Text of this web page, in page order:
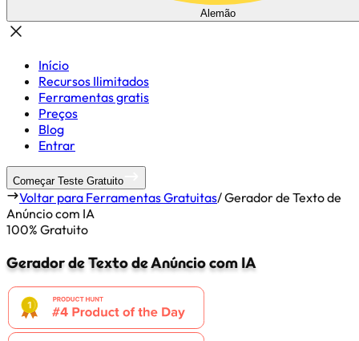
Alemão
Início
Recursos Ilimitados
Ferramentas gratis
Preços
Blog
Entrar
Começar Teste Gratuito
Voltar para Ferramentas Gratuitas/Gerador de Texto de
Anúncio com IA
100% Gratuito
Gerador de Texto de Anúncio com IA